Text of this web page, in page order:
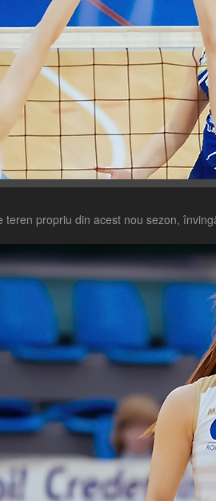
propriu din acest nou sezon,